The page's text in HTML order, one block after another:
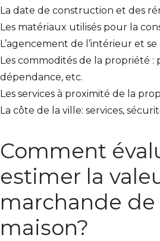
La date de construction et des
Les matériaux utilisés pour la
L’agencement de l’intérieur et
Les commodités de la propriété :
dépendance, etc.
Les services à proximité de la
La côte de la ville: services,
Comment
estimer la
marchande de
maison?